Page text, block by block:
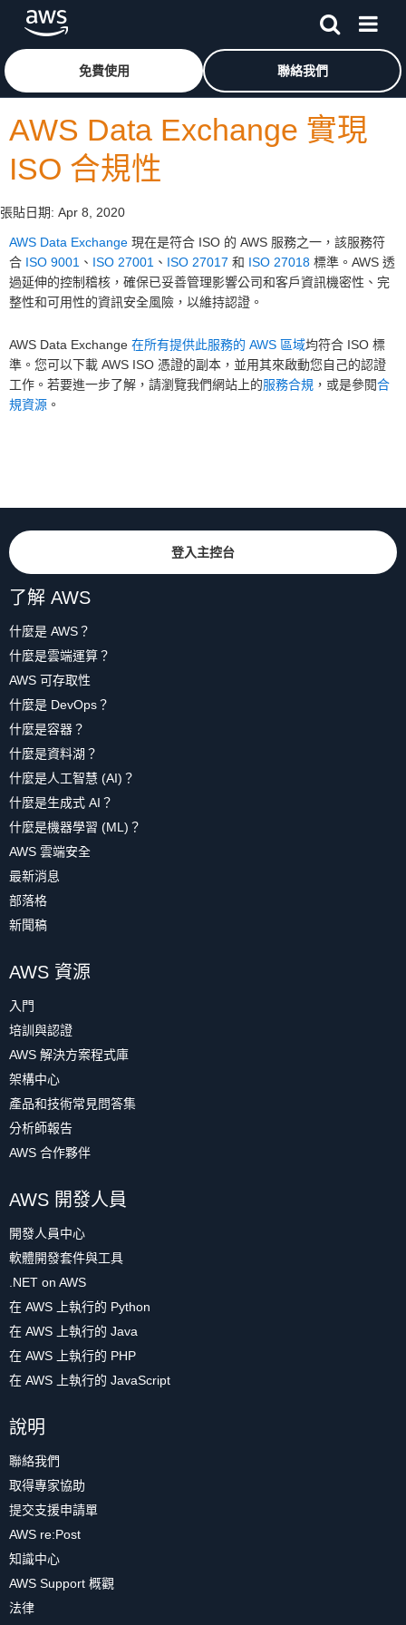
跳至主要內容按一下這裡可返回 Amazon Web Services 首頁
免費使用 聯絡我們
AWS Data Exchange 實現
ISO 合規性
張貼日期: Apr 8, 2020
AWS Data Exchange 現在是符合 ISO 的 AWS 服務之一，該服務符
合 ISO 9001 、 ISO 27001 、 ISO 27017 和 ISO 27018 標準。AWS 透
過延伸的控制稽核，確保已妥善管理影響公司和客戶資訊機密性、完
整性和可用性的資訊安全風險，以維持認證。
AWS Data Exchange 在所有提供此服務的 AWS 區域均符合 ISO 標
準。您可以下載 AWS ISO 憑證的副本，並用其來啟動您自己的認證
工作。若要進一步了解，請瀏覽我們網站上的服務合規 ，或是參閱合
規資源 。
登入主控台
了解 AWS
什麼是 AWS？
什麼是雲端運算？
AWS 可存取性
什麼是 DevOps？
什麼是容器？
什麼是資料湖？
什麼是人工智慧 (AI)？
什麼是生成式 AI？
什麼是機器學習 (ML)？
AWS 雲端安全
最新消息
部落格
新聞稿
AWS 資源
入門
培訓與認證
AWS 解決方案程式庫
架構中心
產品和技術常見問答集
分析師報告
AWS 合作夥伴
AWS 開發人員
開發人員中心
軟體開發套件與工具
.NET on AWS
在 AWS 上執行的 Python
在 AWS 上執行的 Java
在 AWS 上執行的 PHP
在 AWS 上執行的 JavaScript
說明
聯絡我們
取得專家協助
提交支援申請單
AWS re:Post
知識中心
AWS Support 概觀
法律